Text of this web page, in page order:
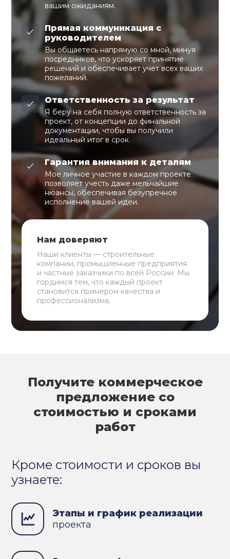
вашим ожиданиям.
Прямая коммуникация с
руководителем
Вы общаетесь напрямую со мной, минуя
посредников, что ускоряет принятие
решений и обеспечивает учет всех ваших
пожеланий.
Ответственность за результат
Я беру на себя полную ответственность за
проект, от концепции до финальной
документации, чтобы вы получили
идеальный итог в срок.
Гарантия внимания к деталям
Мое личное участие в каждом проекте
позволяет учесть даже мельчайшие
нюансы, обеспечивая безупречное
исполнение вашей идеи.
Нам доверяют
Наши клиенты — строительные
компании, промышленные предприятия
и частные заказчики по всей России. Мы
гордимся тем, что каждый проект
становится примером качества и
профессионализма.
Получите коммерческое
предложение со
стоимостью и сроками
работ
Кроме стоимости и сроков вы
узнаете:
Этапы и график реализации
проекта